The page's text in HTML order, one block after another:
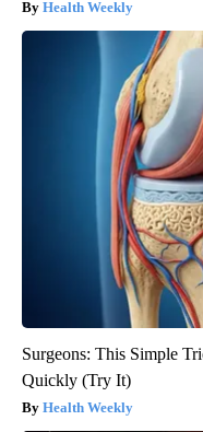
Health Weekly
Surgeons: This Simple
Quickly (Try It)
Health Weekly